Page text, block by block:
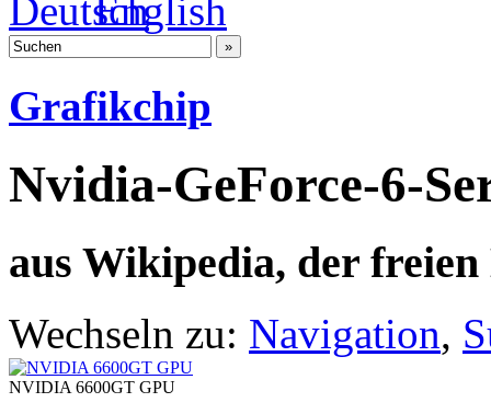
Grafikchip
Nvidia-GeForce-6-
aus Wikipedia, der
Wechseln zu: Navigation,
NVIDIA 6600GT GPU